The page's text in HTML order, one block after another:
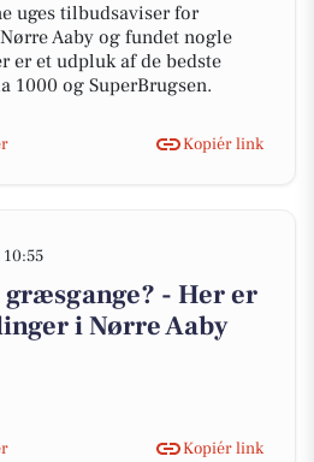
uges tilbudsaviser for
Aaby og fundet nogle
er et udpluk af de bedste
1000 og SuperBrugsen.
Kopiér link
græsgange? - Her er
i Nørre Aaby
Kopiér link